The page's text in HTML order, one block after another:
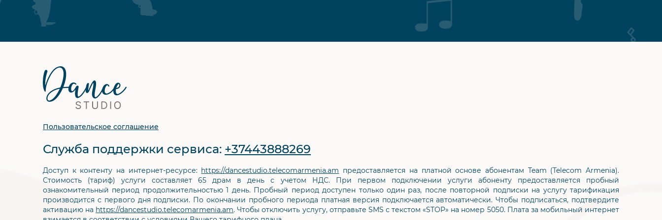
Футер
сайта
Пользовательское соглашение
Служба поддержки сервиса: +37443888269
Доступ к контенту на интернет-ресурсе: https://dancestudio.telecomarmenia.am предоставляется на платной основе абонентам Team (Telecom Armenia).
Стоимость (тариф) услуги составляет 65 драм в день с учетом НДС. При первом подключении услуги абоненту предоставляется пробный
ознакомительный период продолжительностью 1 день. Пробный период доступен только один раз, после повторной подписки на услугу тарификация
производится с первого дня подписки. По окончании пробного периода платная версия подключается автоматически. Чтобы подписаться, подтвердите
активацию на https://dancestudio.telecomarmenia.am. Чтобы отключить услугу, отправьте SMS с текстом «STOP» на номер 5050. Плата за мобильный интернет